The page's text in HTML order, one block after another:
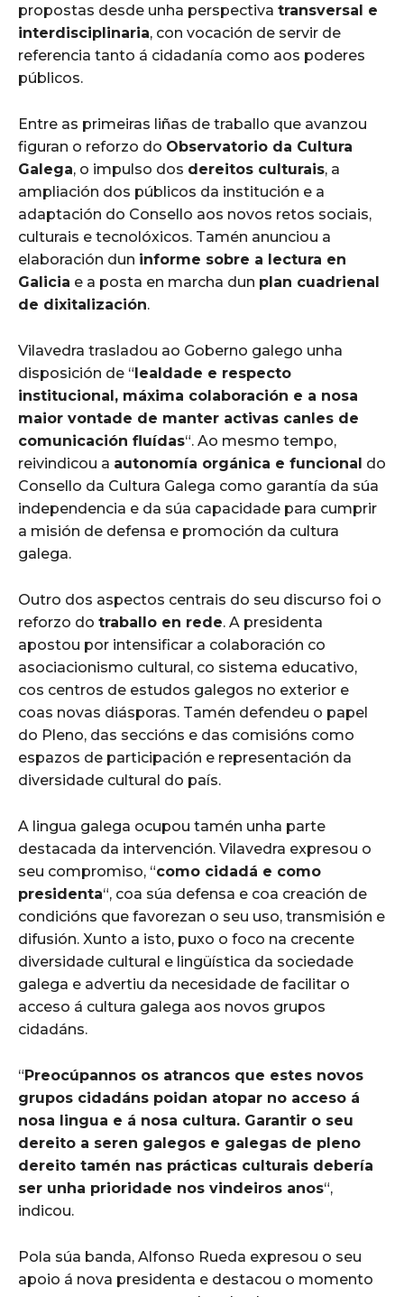
propostas desde unha perspectiva transversal e
interdisciplinaria, con vocación de servir de
referencia tanto á cidadanía como aos poderes
públicos.
Entre as primeiras liñas de traballo que avanzou
figuran o reforzo do Observatorio da Cultura
Galega, o impulso dos dereitos culturais, a
ampliación dos públicos da institución e a
adaptación do Consello aos novos retos sociais,
culturais e tecnolóxicos. Tamén anunciou a
elaboración dun informe sobre a lectura en
Galicia e a posta en marcha dun plan cuadrienal
de dixitalización.
Vilavedra trasladou ao Goberno galego unha
disposición de “lealdade e respecto
institucional, máxima colaboración e a nosa
maior vontade de manter activas canles de
comunicación fluídas“. Ao mesmo tempo,
reivindicou a autonomía orgánica e funcional do
Consello da Cultura Galega como garantía da súa
independencia e da súa capacidade para cumprir
a misión de defensa e promoción da cultura
galega.
Outro dos aspectos centrais do seu discurso foi o
reforzo do traballo en rede. A presidenta
apostou por intensificar a colaboración co
asociacionismo cultural, co sistema educativo,
cos centros de estudos galegos no exterior e
coas novas diásporas. Tamén defendeu o papel
do Pleno, das seccións e das comisións como
espazos de participación e representación da
diversidade cultural do país.
A lingua galega ocupou tamén unha parte
destacada da intervención. Vilavedra expresou o
seu compromiso, “como cidadá e como
presidenta“, coa súa defensa e coa creación de
condicións que favorezan o seu uso, transmisión e
difusión. Xunto a isto, puxo o foco na crecente
diversidade cultural e lingüística da sociedade
galega e advertiu da necesidade de facilitar o
acceso á cultura galega aos novos grupos
cidadáns.
“Preocúpannos os atrancos que estes novos
grupos cidadáns poidan atopar no acceso á
nosa lingua e á nosa cultura. Garantir o seu
dereito a seren galegos e galegas de pleno
dereito tamén nas prácticas culturais debería
ser unha prioridade nos vindeiros anos“,
indicou.
Pola súa banda, Alfonso Rueda expresou o seu
apoio á nova presidenta e destacou o momento